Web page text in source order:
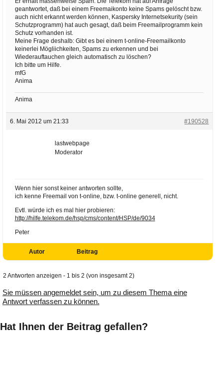
geantwortet, daß bei einem Freemaikonto keine Spams gelöscht bzw.
auch nicht erkannt werden können, Kaspersky Internetsekurity (sein
Schutzprogramm) hat auch gesagt, daß beim Freemailprogramm kein
Schutz vorhanden ist.
Meine Frage deshalb: Gibt es bei einem t-online-Freemailkonto
keinerlei Mögliichkeiten, Spams zu erkennen und bei
Wiederauftauchen gleich automatisch zu löschen?
Ich bitte um Hilfe.
mfG
Anima
Anima
6. Mai 2012 um 21:33 #190528
lastwebpage
Moderator
Wenn hier sonst keiner antworten sollte,
ich kenne Freemail von t-online, bzw. t-online generell, nicht.
Evtl. würde ich es mal hier probieren:
http://hilfe.telekom.de/hsp/cms/content/HSP/de/9034
Peter
Autor Beitrag
2 Antworten anzeigen - 1 bis 2 (von insgesamt 2)
Sie müssen angemeldet sein, um zu diesem Thema eine
Antwort verfassen zu können.
Hat Ihnen der Beitrag gefallen?